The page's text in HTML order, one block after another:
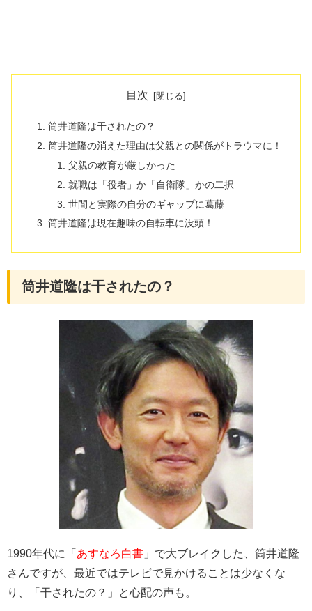
目次
筒井道隆は干されたの？
筒井道隆の消えた理由は父親との関係がトラウマに！
父親の教育が厳しかった
就職は「役者」か「自衛隊」かの二択
世間と実際の自分のギャップに葛藤
筒井道隆は現在趣味の自転車に没頭！
筒井道隆は干されたの？
1990年代に「 あすなろ白書 」で大ブレイクした、筒井道隆
さんですが、最近ではテレビで見かけることは少なくな
り、「干されたの？」と心配の声も。